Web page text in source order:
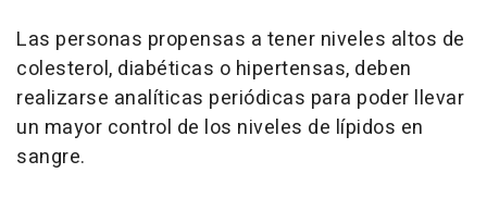
Las personas propensas a tener niveles altos de
colesterol, diabéticas o hipertensas, deben
realizarse analíticas periódicas para poder llevar
un mayor control de los niveles de lípidos en
sangre.